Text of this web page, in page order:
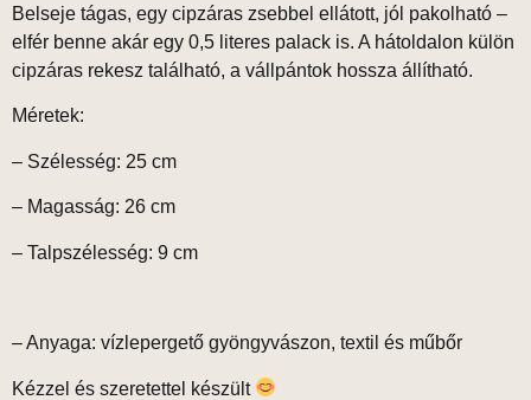
Belseje tágas, egy cipzáras zsebbel ellátott, jól pakolható –
elfér benne akár egy 0,5 literes palack is. A hátoldalon külön
cipzáras rekesz található, a vállpántok hossza állítható.
Méretek:
– Szélesség: 25 cm
– Magasság: 26 cm
– Talpszélesség: 9 cm
– Anyaga: vízlepergető gyöngyvászon, textil és műbőr
Kézzel és szeretettel készült